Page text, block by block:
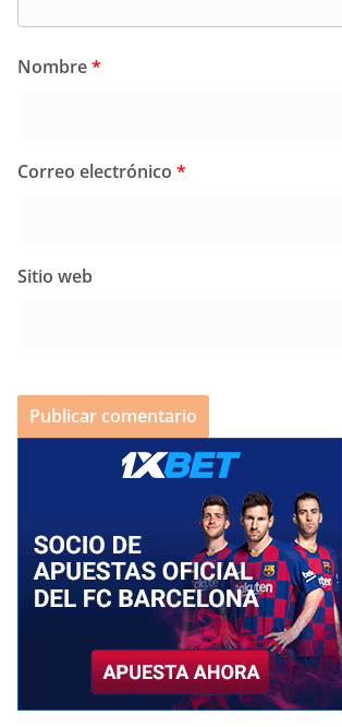
Nombre*
Correo electrónico *
Sitio web